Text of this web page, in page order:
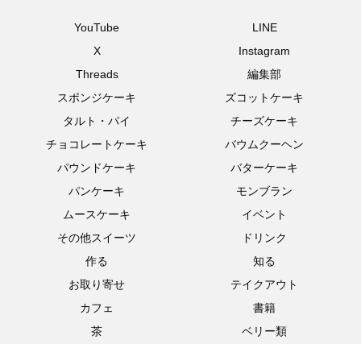
YouTube
LINE
X
Instagram
Threads
編集部
スポンジケーキ
ズコットケーキ
タルト・パイ
チーズケーキ
チョコレートケーキ
バウムクーヘン
パウンドケーキ
バターケーキ
パンケーキ
モンブラン
ムースケーキ
イベント
その他スイーツ
ドリンク
作る
知る
お取り寄せ
テイクアウト
カフェ
書籍
茶
ベリー類